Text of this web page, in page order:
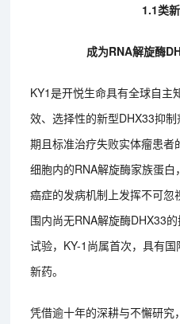
1.1类
成为RNA解旋酶
KY1是开悦生命具有全球自
效、选择性的新型DHX33抑
期且标准治疗失败实体瘤患
细胞内的RNA解旋酶家族蛋
癌症的发病机制上发挥不可
围内尚无RNA解旋酶DHX33
试验，KY-1尚属首次，具有
新药。
凭借逾十年的深耕与不懈研